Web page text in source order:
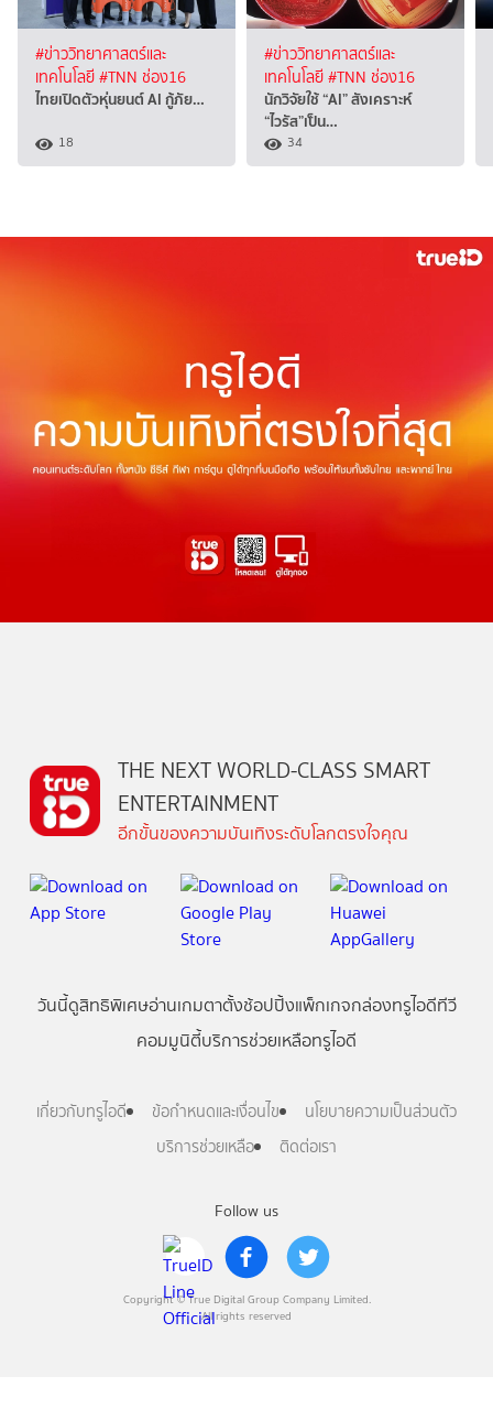
#ข่าววิทยาศาสตร์และ
เทคโนโลยี#TNN ช่อง16
ไทยเปิดตัวหุ่นยนต์ AI กู้ภัย…
18
#ข่าววิทยาศาสตร์และ
เทคโนโลยี#TNN ช่อง16
นักวิจัยใช้ “AI” สังเคราะห์
“ไวรัส”เป็น…
34
Follow us
Copyright © True Digital Group Company Limited.
All rights reserved
THE NEXT WORLD-CLASS SMART
ENTERTAINMENT
อีกขั้นของความบันเทิงระดับโลกตรงใจคุณ
วันนี้ดูสิทธิพิเศษอ่านเกมตาตั้งช้อปปิ้งแพ็กเกจกล่องทรูไอดีทีวี
คอมมูนิตี้บริการช่วยเหลือทรูไอดี
เกี่ยวกับทรูไอดี ข้อกำหนดและเงื่อนไข
นโยบายความเป็นส่วนตัว
บริการช่วยเหลือ
ติดต่อเรา